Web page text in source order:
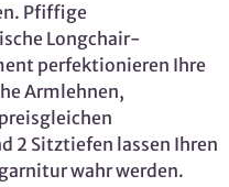
Pfiffige
Longchair-
perfektionieren Ihre
Armlehnen,
2 Sitztiefen lassen Ihren
wahr werden.